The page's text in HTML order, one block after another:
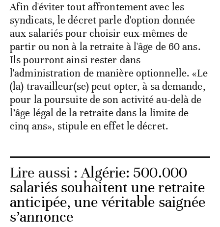
Afin d'éviter tout affrontement avec les
syndicats, le décret parle d'option donnée
aux salariés pour choisir eux-mêmes de
partir ou non à la retraite à l'âge de 60 ans.
Ils pourront ainsi rester dans
l'administration de manière optionnelle. «Le
(la) travailleur(se) peut opter, à sa demande,
pour la poursuite de son activité au-delà de
l’âge légal de la retraite dans la limite de
cinq ans», stipule en effet le décret.
Lire aussi :Algérie: 500.000
salariés souhaitent une retraite
anticipée, une véritable saignée
s’annonce